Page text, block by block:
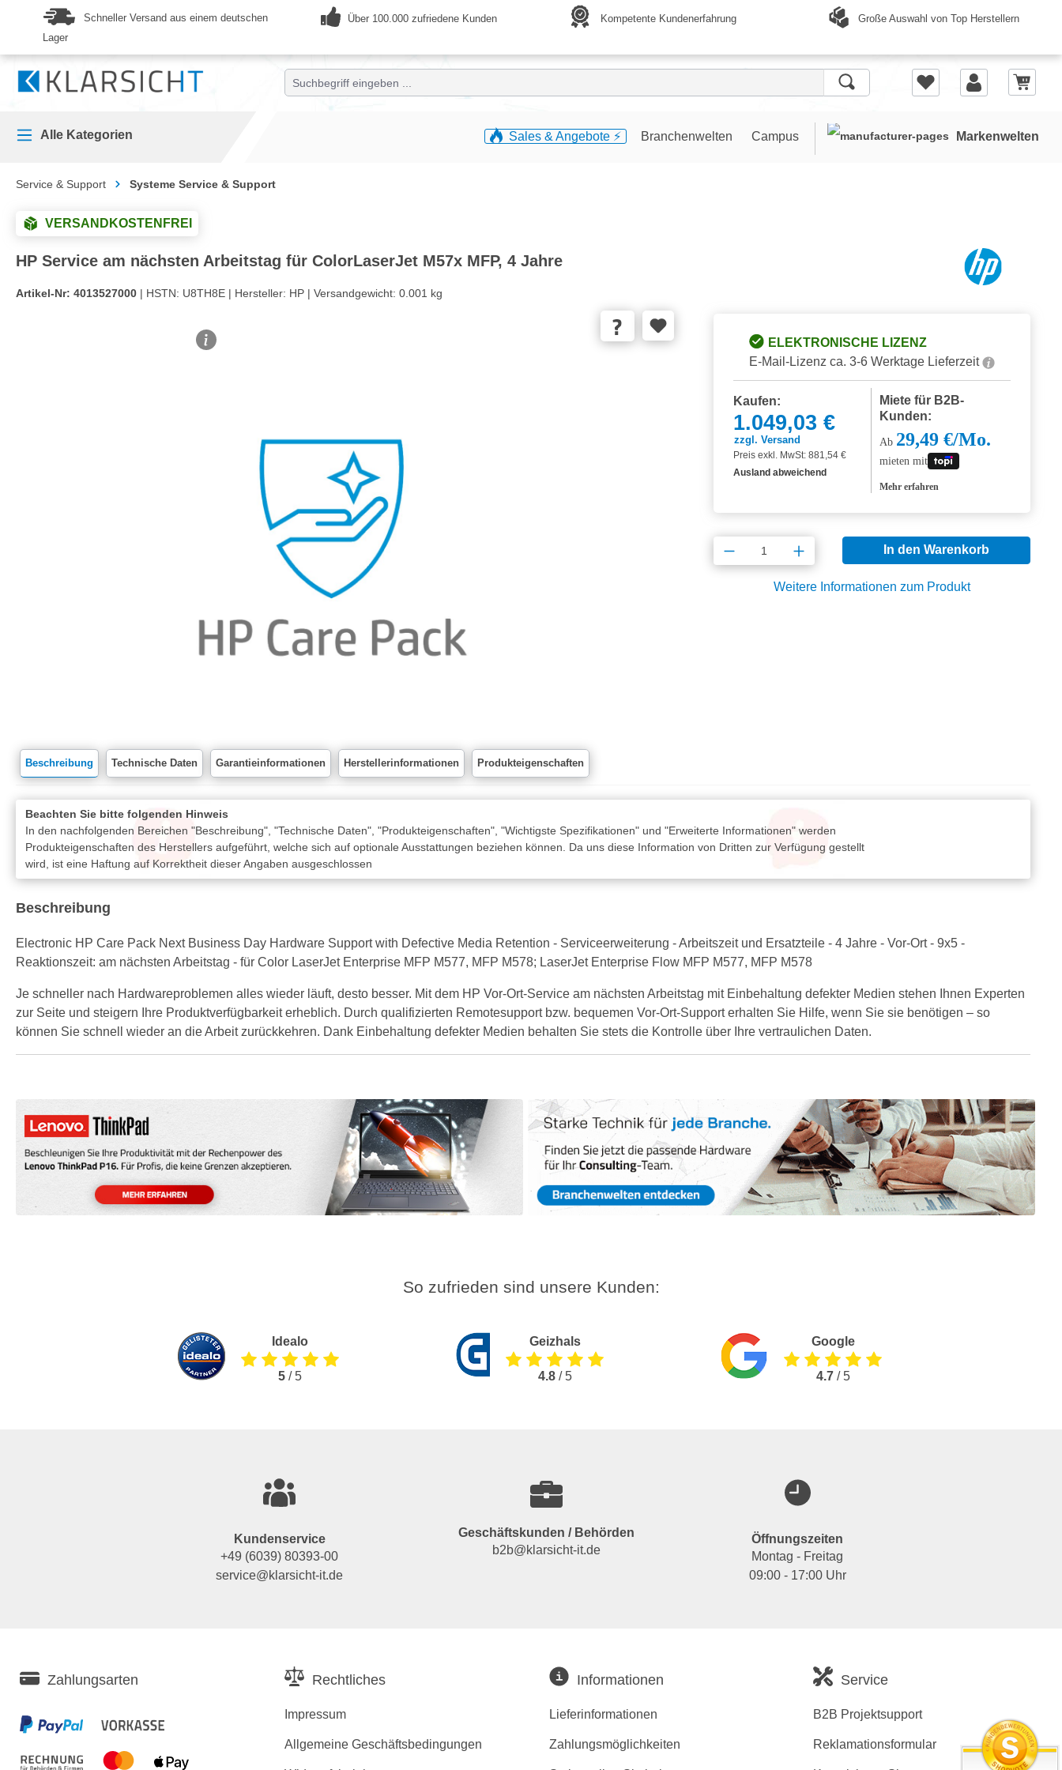
Zur Hauptnavigation springen
Schneller Versand aus einem deutschen
Lager
Über 100.000 zufriedene Kunden Kompetente Kundenerfahrung Große Auswahl von Top Herstellern
Alle Kategorien Sales & Angebote ⚡️ Branchenwelten Campus Markenwelten
Service & Support Systeme Service & Support
VERSANDKOSTENFREI
HP Service am nächsten Arbeitstag für ColorLaserJet M57x MFP, 4 Jahre
Artikel-Nr: 4013527000 | HSTN: U8TH8E | Hersteller: HP | Versandgewicht: 0.001 kg
ELEKTRONISCHE LIZENZ
E-Mail-Lizenz ca. 3-6 Werktage Lieferzeit
Kaufen:
1.049,03 €
zzgl. Versand
Preis exkl. MwSt: 881,54 €
Ausland abweichend
Miete für B2B-
Kunden:
Ab 29,49 €/Mo.
mieten mit
Mehr erfahren
Produkt Anzahl: Gib den gewünschten
In den Warenkorb
Weitere Informationen zum Produkt
Beschreibung Technische Daten Garantieinformationen Herstellerinformationen Produkteigenschaften
Beachten Sie bitte folgenden Hinweis
In den nachfolgenden Bereichen "Beschreibung", "Technische Daten", "Produkteigenschaften", "Wichtigste Spezifikationen" und "Erweiterte Informationen" werden
Produkteigenschaften des Herstellers aufgeführt, welche sich auf optionale Ausstattungen beziehen können. Da uns diese Information von Dritten zur Verfügung gestellt
wird, ist eine Haftung auf Korrektheit dieser Angaben ausgeschlossen
Beschreibung
Electronic HP Care Pack Next Business Day Hardware Support with Defective Media Retention - Serviceerweiterung - Arbeitszeit und Ersatzteile - 4 Jahre - Vor-Ort - 9x5 -
Reaktionszeit: am nächsten Arbeitstag - für Color LaserJet Enterprise MFP M577, MFP M578; LaserJet Enterprise Flow MFP M577, MFP M578
Je schneller nach Hardwareproblemen alles wieder läuft, desto besser. Mit dem HP Vor-Ort-Service am nächsten Arbeitstag mit Einbehaltung defekter Medien stehen Ihnen Experten
zur Seite und steigern Ihre Produktverfügbarkeit erheblich. Durch qualifizierten Remotesupport bzw. bequemen Vor-Ort-Support erhalten Sie Hilfe, wenn Sie sie benötigen – so
können Sie schnell wieder an die Arbeit zurückkehren. Dank Einbehaltung defekter Medien behalten Sie stets die Kontrolle über Ihre vertraulichen Daten.
So zufrieden sind unsere Kunden:
Idealo
5/ 5
Geizhals
4.8/ 5
Google
4.7/ 5
Kundenservice
+49 (6039) 80393-00
service@klarsicht-it.de
Geschäftskunden / Behörden
b2b@klarsicht-it.de
Öffnungszeiten
Montag - Freitag
09:00 - 17:00 Uhr
Zahlungsarten Rechtliches
Impressum
Allgemeine Geschäftsbedingungen
Informationen
Lieferinformationen
Zahlungsmöglichkeiten
Service
B2B Projektsupport
Reklamationsformular